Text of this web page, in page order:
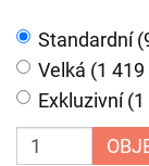
Standardní
Velká (1 419
Exkluzivní (1